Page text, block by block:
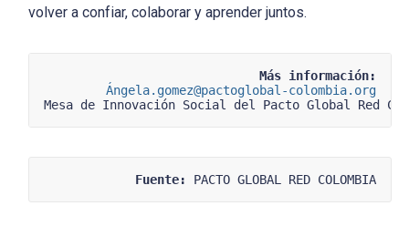
volver a confiar, colaborar y aprender juntos.
Más información:
Ángela.gomez@pactoglobal-colombia.org
Mesa de Innovación Social del Pacto Global Red
Fuente: PACTO GLOBAL RED COLOMBIA